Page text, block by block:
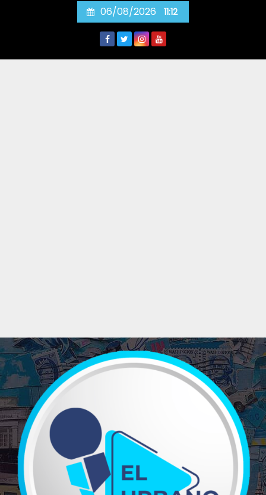
06/08/2026 11:12